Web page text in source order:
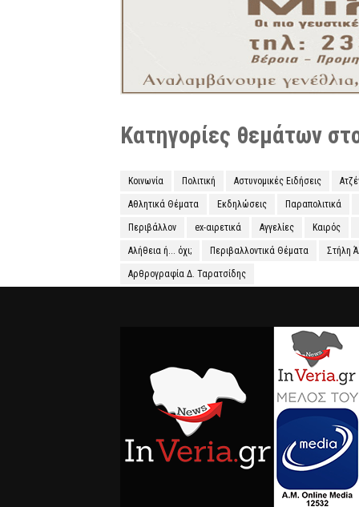
Κατηγορίες θεμάτων
Κοινωνία Πολιτική Αστυνομικές Ειδήσεις
Αθλητικά Θέματα Εκδηλώσεις Παραπολιτικά
Περιβάλλον ex-αιρετικά Αγγελίες Καιρός
Αλήθεια ή... όχι; Περιβαλλοντικά Θέματα Στήλη
Αρθρογραφία Δ. Ταρατσίδης